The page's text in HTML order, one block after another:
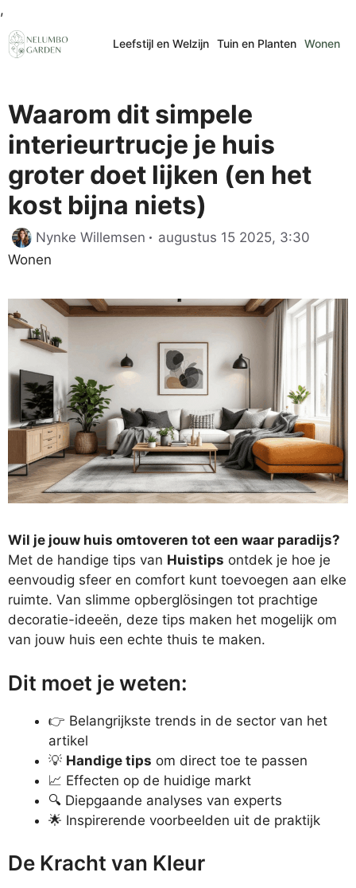
,
naar
de
Leefstijl en Welzijn Tuin en Planten Wonen
Waarom dit simpele
interieurtrucje je huis
groter doet lijken (en het
kost bijna niets)
Nynke Willemsen augustus 15 2025, 3:30
Wonen
Wil je jouw huis omtoveren tot een waar paradijs?
Met de handige tips van Huistips ontdek je hoe je
eenvoudig sfeer en comfort kunt toevoegen aan elke
ruimte. Van slimme opberglösingen tot prachtige
decoratie-ideeën, deze tips maken het mogelijk om
van jouw huis een echte thuis te maken.
Dit moet je weten:
👉 Belangrijkste trends in de sector van het
artikel
💡 Handige tips om direct toe te passen
📈 Effecten op de huidige markt
🔍 Diepgaande analyses van experts
🌟 Inspirerende voorbeelden uit de praktijk
De Kracht van Kleur